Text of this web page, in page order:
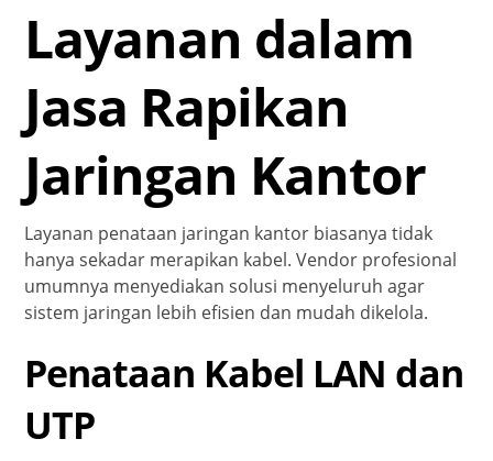
Layanan dalam
Jasa Rapikan
Jaringan Kantor
Layanan penataan jaringan kantor biasanya tidak
hanya sekadar merapikan kabel. Vendor profesional
umumnya menyediakan solusi menyeluruh agar
sistem jaringan lebih efisien dan mudah dikelola.
Penataan Kabel LAN dan
UTP